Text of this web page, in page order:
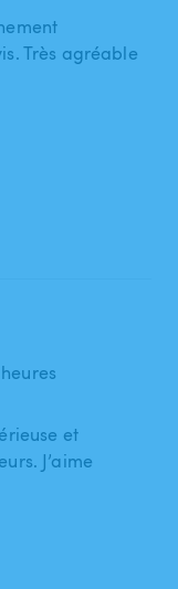
Très agréable
et
J’aime